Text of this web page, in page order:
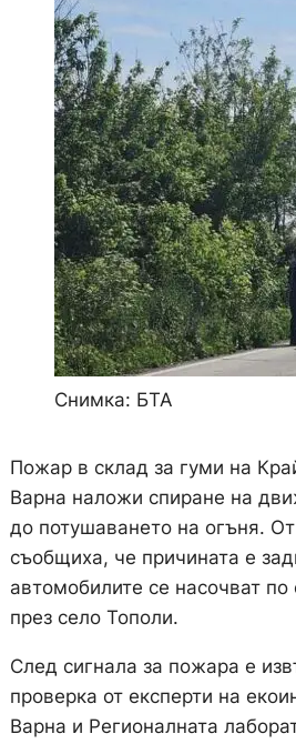
Снимка: БТА
Пожар в склад за гуми на
Варна наложи спиране на
до потушаването на огъня.
съобщиха, че причината е
автомобилите се насочват
през село Тополи.
След сигнала за пожара е
проверка от експерти на
Варна и Регионалната